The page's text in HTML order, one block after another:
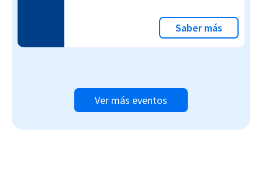
Saber más
Ver más eventos